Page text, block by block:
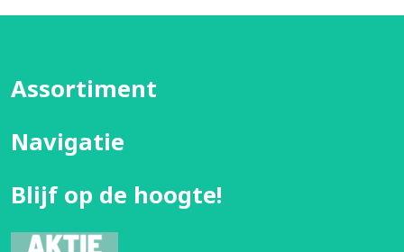
Assortiment
Navigatie
Blijf op de hoogte!